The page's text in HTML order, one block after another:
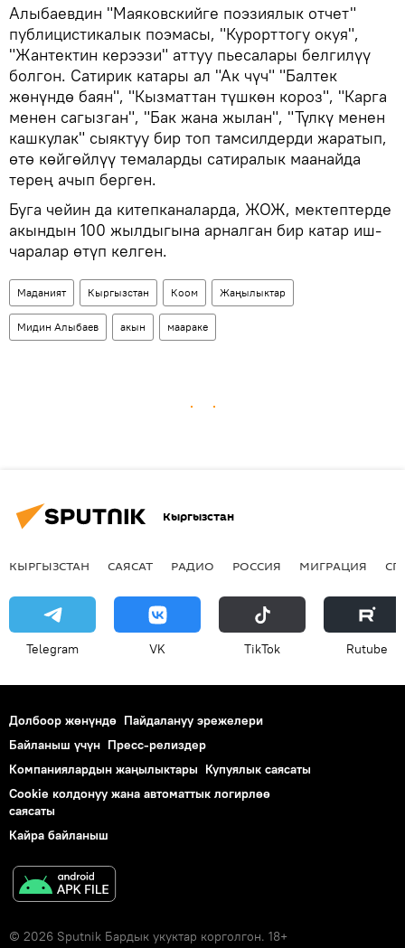
Алыбаевдин "Маяковскийге поэзиялык отчет"
публицистикалык поэмасы, "Курорттогу окуя",
"Жантектин керээзи" аттуу пьесалары белгилүү
болгон. Сатирик катары ал "Ак чүч" "Балтек
жөнүндө баян", "Кызматтан түшкөн короз", "Карга
менен сагызган", "Бак жана жылан", "Түлкү менен
кашкулак" сыяктуу бир топ тамсилдерди жаратып,
өтө көйгөйлүү темаларды сатиралык маанайда
терең ачып берген.
Буга чейин да китепканаларда, ЖОЖ, мектептерде
акындын 100 жылдыгына арналган бир катар иш-
чаралар өтүп келген.
Маданият Кыргызстан Коом Жаңылыктар
Мидин Алыбаев акын маараке
Кыргызстан
КЫРГЫЗСТАН САЯСАТ РАДИО РОССИЯ МИГРАЦИЯ
Telegram VK ТikТоk Rutube
Долбоор жөнүндө Пайдалануу эрежелери
Байланыш үчүн Пресс-релиздер
Компаниялардын жаңылыктары Купуялык саясаты
Cookie колдонуу жана автоматтык логирлөө
саясаты
Кайра байланыш
© 2026 Sputnik Бардык укуктар корголгон. 18+